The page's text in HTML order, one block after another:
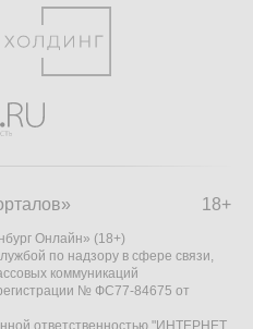
18+
Онлайн» (18+)
по надзору в сфере связи,
коммуникаций
№ ФС77-84675 от
ответственностью "ИНТЕРНЕТ